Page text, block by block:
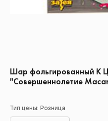
Шар фольгированный К
"Совершеннолетие
Тип цены: Розница